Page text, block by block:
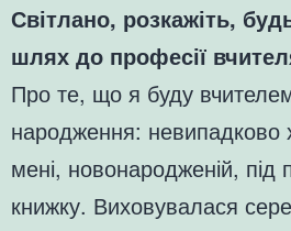
Світлано, розкажіть,
шлях до професії
Про те, що я буду
народження: невипадково
мені, новонародженій,
книжку. Виховувалася